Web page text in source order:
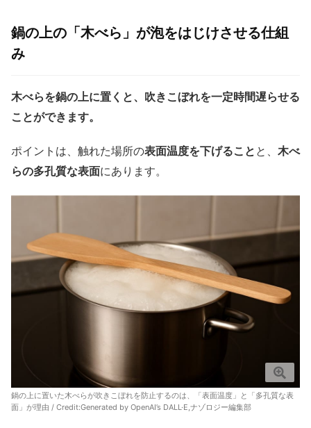
鍋の上の「木べら」が泡をはじけさせる仕組
み
木べらを鍋の上に置くと、吹きこぼれを一定時間遅らせる
ことができます。
ポイントは、触れた場所の表面温度を下げること と、 木べ
らの多孔質な表面にあります。
鍋の上に置いた木べらが吹きこぼれを防止するのは、「表面温度」と「多孔質な表
面」が理由 / Credit:Generated by OpenAI’s DALL·E,ナゾロジー編集部